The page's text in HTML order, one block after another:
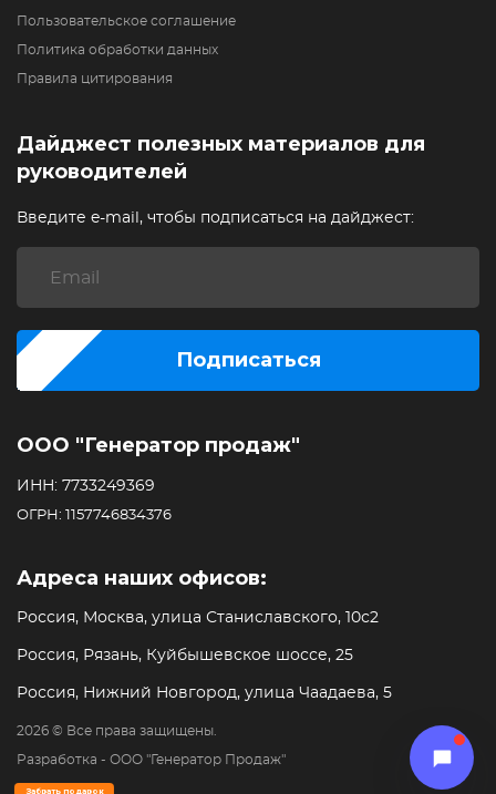
Забрать подарок
ООО "Генератор продаж"
ИНН: 7733249369
ОГРН: 1157746834376
Адреса наших офисов:
Россия, Москва, улица Станиславского, 10с2
Россия, Рязань, Куйбышевское шоссе, 25
Россия, Нижний Новгород, улица Чаадаева, 5
2026 © Все права защищены.
Разработка - ООО "Генератор Продаж"
Пользовательское соглашение
Политика обработки данных
Правила цитирования
Дайджест полезных материалов для
руководителей
Введите e-mail, чтобы подписаться на дайджест:
Подписаться